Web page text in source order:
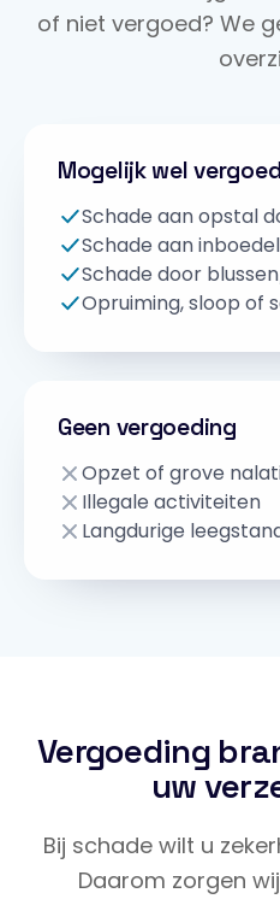
of niet vergoed? We
Mogelijk wel vergoed
Schade aan opstal
Schade aan
Schade door
Opruiming, sloop of
Geen vergoeding
Opzet of grove
Illegale activiteiten
Langdurige
Vergoeding
uw
Bij schade wilt u
Daarom zorgen